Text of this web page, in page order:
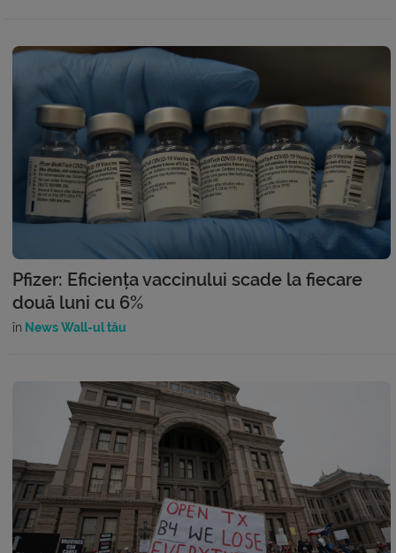
Pfizer: Eficiența vaccinului scade la fiecare
două luni cu 6%
în News Wall-ul tău